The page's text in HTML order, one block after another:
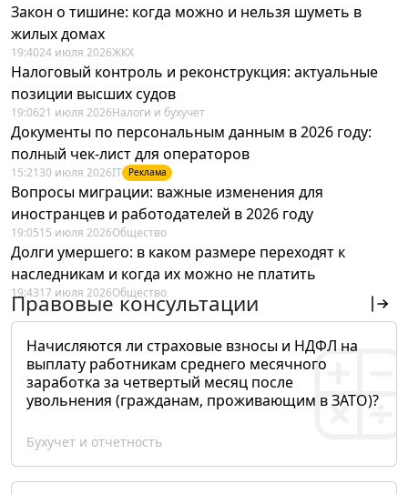
Закон о тишине: когда можно и нельзя шуметь в
жилых домах
19:4024 июля 2026ЖКХ
Налоговый контроль и реконструкция: актуальные
позиции высших судов
19:0621 июля 2026Налоги и бухучет
Документы по персональным данным в 2026 году:
полный чек-лист для операторов
15:21 30 июля 2026IT Реклама
Вопросы миграции: важные изменения для
иностранцев и работодателей в 2026 году
19:0515 июля 2026Общество
Долги умершего: в каком размере переходят к
наследникам и когда их можно не платить
19:4317 июля 2026Общество
Правовые консультации
Начисляются ли страховые взносы и НДФЛ на
выплату работникам среднего месячного
заработка за четвертый месяц после
увольнения (гражданам, проживающим в ЗАТО)?
Бухучет и отчетность